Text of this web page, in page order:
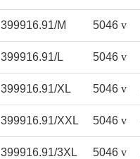
399916.91/M 5046 v
399916.91/L 5046 v
399916.91/XL 5046 v
399916.91/XXL 5046 v
399916.91/3XL 5046 v